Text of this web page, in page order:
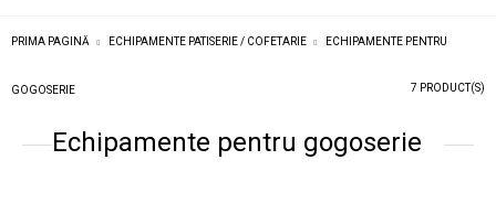
PRIMA PAGINĂ ECHIPAMENTE PATISERIE / COFETARIE ECHIPAMENTE PENTRU
GOGOSERIE 7 PRODUCT(S)
Echipamente pentru gogoserie